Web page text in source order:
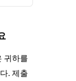
귀하를
. 제출